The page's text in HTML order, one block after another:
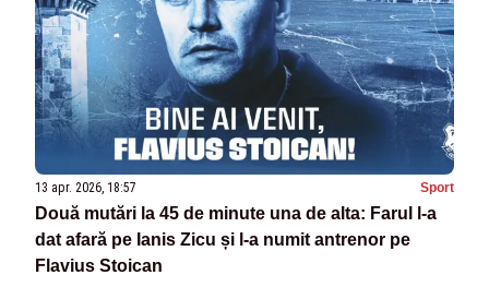
13 apr. 2026, 18:57 Sport
Două mutări la 45 de minute una de alta: Farul l-a
dat afară pe Ianis Zicu și l-a numit antrenor pe
Flavius Stoican